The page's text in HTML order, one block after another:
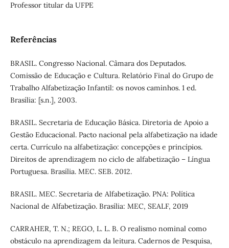
Professor titular da UFPE
Referências
BRASIL. Congresso Nacional. Câmara dos Deputados.
Comissão de Educação e Cultura. Relatório Final do Grupo de
Trabalho Alfabetização Infantil: os novos caminhos. 1 ed.
Brasília: [s.n.], 2003.
BRASIL. Secretaria de Educação Básica. Diretoria de Apoio a
Gestão Educacional. Pacto nacional pela alfabetização na idade
certa. Currículo na alfabetização: concepções e princípios.
Direitos de aprendizagem no ciclo de alfabetização – Língua
Portuguesa. Brasília. MEC. SEB. 2012.
BRASIL. MEC. Secretaria de Alfabetização. PNA: Política
Nacional de Alfabetização. Brasília: MEC, SEALF, 2019
CARRAHER, T. N.; REGO, L. L. B. O realismo nominal como
obstáculo na aprendizagem da leitura. Cadernos de Pesquisa,